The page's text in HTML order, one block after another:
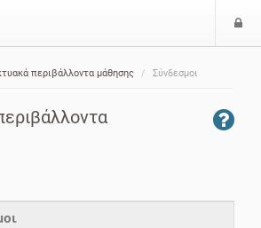
περιβάλλοντα μάθησης Σύνδεσμοι